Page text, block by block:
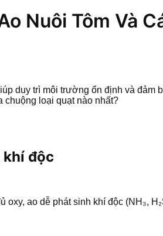
Nuôi Tôm Và
duy trì môi trường ổn định và đảm
chuộng loại quạt nào nhất?
khí độc
ao dễ phát sinh khí độc (NH₃,